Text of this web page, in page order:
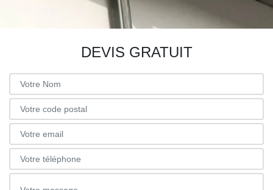
DEVIS GRATUIT